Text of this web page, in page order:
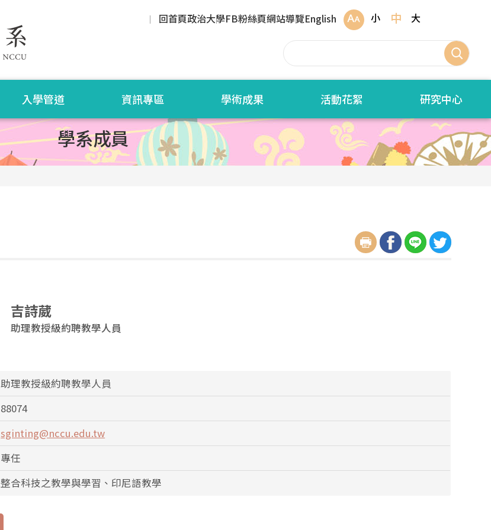
回首頁政治大學FB粉絲頁網站導覽English 小 中 大
入學管道 資訊專區 學術成果 活動花絮 研究中心
學系成員
吉詩葳
助理教授級約聘教學人員
助理教授級約聘教學人員
88074
sginting@nccu.edu.tw
專任
整合科技之教學與學習、印尼語教學